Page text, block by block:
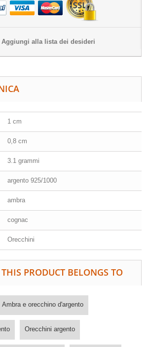
Aggiungi alla lista dei desideri
1 cm
0,8 cm
3.1 grammi
argento 925/1000
ambra
cognac
Orecchini
PRODUCT BELONGS TO
Ambra e orecchino d'argento
Orecchini argento